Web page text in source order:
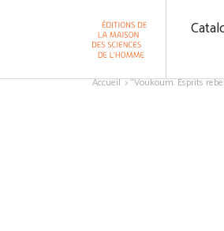
Accueil "Voukoum. Esprits